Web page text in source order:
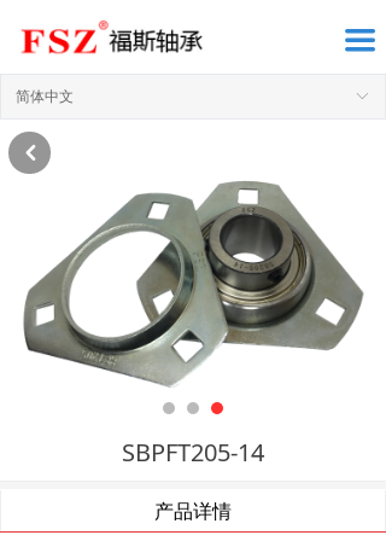
끀
ꀅ
简体中文
SBPFT205-14
产品详情
낒